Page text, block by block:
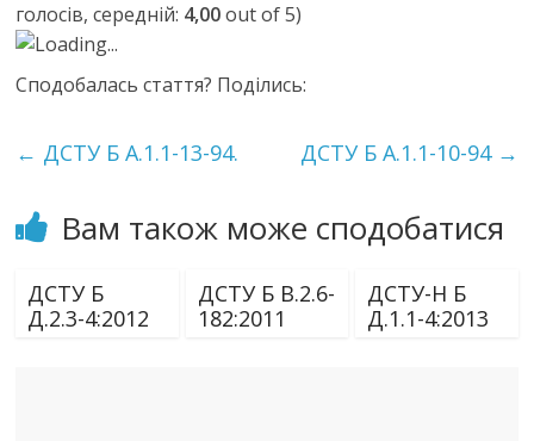
голосів, середній: 4,00out of 5)
Loading...
Сподобалась стаття? Поділись:
← ДСТУ Б А.1.1-13-94. ДСТУ Б А.1.1-10-94 →
Вам також може сподобатися
ДСТУ Б
Д.2.3-4:2012
ДСТУ Б В.2.6-
182:2011
ДСТУ-Н Б
Д.1.1-4:2013